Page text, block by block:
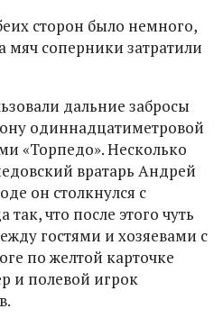
сторон было немного,
мяч соперники затратили
дальние забросы
одиннадцатиметровой
«Торпедо». Несколько
вратарь Андрей
он столкнулся с
что после этого чуть
гостями и хозяевами с
по желтой карточке
и полевой игрок